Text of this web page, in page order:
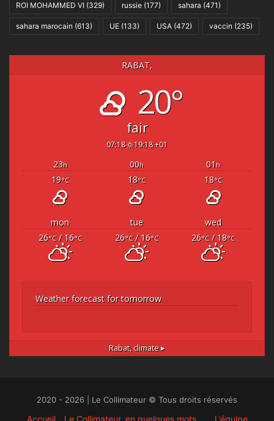
ROI MOHAMMED VI (329) russie (177) sahara (471)
sahara marocain (613) UE (133) USA (472) vaccin (235)
RABAT,
20°
fair
07:18 19:18 +01
23h 00h 01 h
19°C 18°C 18°C
mon tue
wed
26°C/ 16°C 26°C/ 16°C 26°C/ 18°C
Weather forecast for tomorrow
Rabat, climate ▸
2020 - 2026 | Le Collimateur © Tous droits réservés